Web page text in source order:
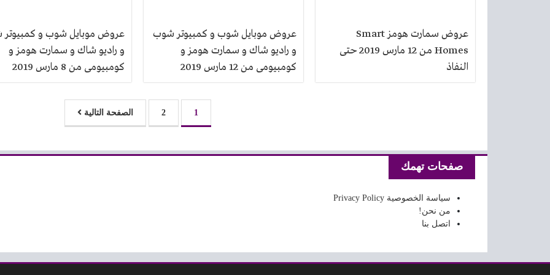
عروض سمارت هومز Smart
Homes من 12 مارس 2019 حتى
النفاذ
عروض موبايل شوب و كمبيوتر شوب
و راديو شاك و سمارت هومز و
كومبيومى من 12 مارس 2019
عروض موبايل شوب و
و راديو شاك و سمارت هومز و
كومبيومى من 8 مارس 2019
1
2 الصفحة التالية
صفحات تهمك
سياسة الخصوصية Privacy Policy
من نحن!
اتصل بنا